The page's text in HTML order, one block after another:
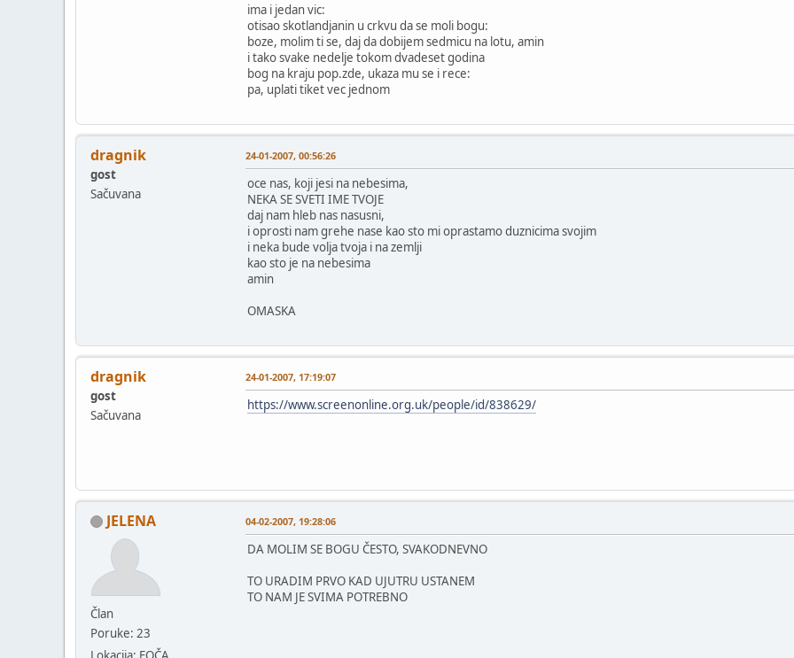
ima i jedan vic:
otisao skotlandjanin u crkvu da se moli bogu:
boze, molim ti se, daj da dobijem sedmicu na lotu, amin
i tako svake nedelje tokom dvadeset godina
bog na kraju pop.zde, ukaza mu se i rece:
pa, uplati tiket vec jednom
dragnik
gost
Sačuvana
24-01-2007, 00:56:26
oce nas, koji jesi na nebesima,
NEKA SE SVETI IME TVOJE
daj nam hleb nas nasusni,
i oprosti nam grehe nase kao sto mi oprastamo duznicima svojim
i neka bude volja tvoja i na zemlji
kao sto je na nebesima
amin
OMASKA
dragnik
gost
Sačuvana
24-01-2007, 17:19:07
https://www.screenonline.org.uk/people/id/838629/
JELENA
Član
Poruke: 23
04-02-2007, 19:28:06
DA MOLIM SE BOGU ČESTO, SVAKODNEVNO
TO URADIM PRVO KAD UJUTRU USTANEM
TO NAM JE SVIMA POTREBNO